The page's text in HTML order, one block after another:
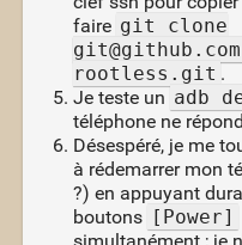
faire git clone
rootless.git .
Je teste un adb
téléphone ne
Désespéré, je me
à rédemarrer mon
?) en appuyant
boutons
[Power]